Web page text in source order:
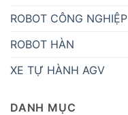
ROBOT CÔNG NGHIỆP
ROBOT HÀN
XE TỰ HÀNH AGV
DANH MỤC